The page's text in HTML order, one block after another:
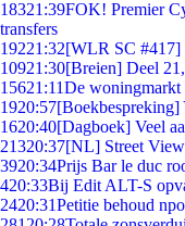
18321:39FOK! Premier
transfers
19221:32[WLR SC #417]
10921:30[Breien] Deel
15621:11De woningmarkt
1920:57[Boekbespreking]
1620:40[Dagboek] Veel
21320:37[NL] Street
3920:34Prijs Bar le duc
420:33Bij Edit ALT-S
2420:31Petitie behoud